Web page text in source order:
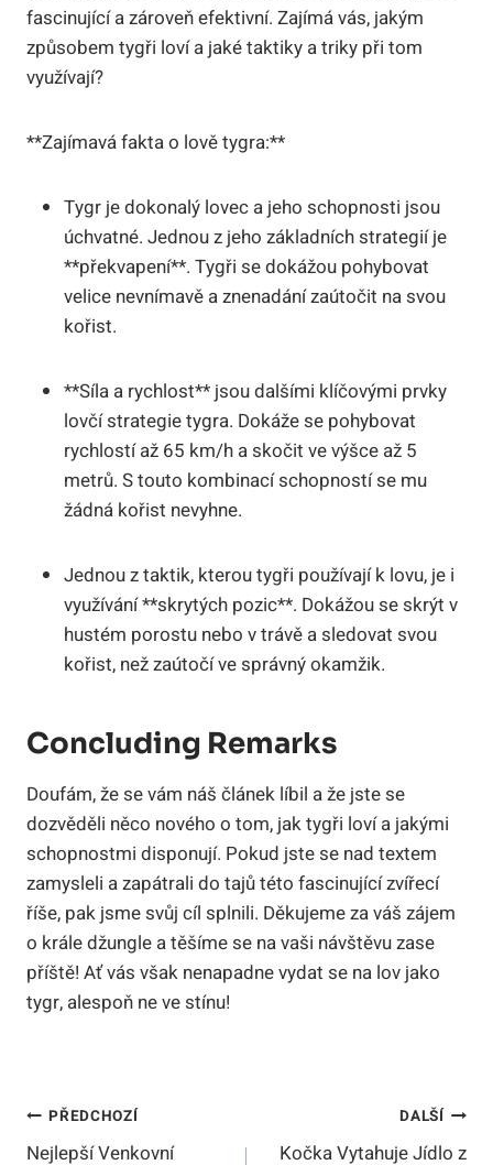
fascinující a zároveň efektivní. Zajímá vás, jakým
způsobem tygři loví a jaké taktiky a triky při tom
využívají?
**Zajímavá fakta o lově tygra:**
Tygr je dokonalý lovec a jeho schopnosti jsou
úchvatné. Jednou z jeho základních strategií je
**překvapení**. Tygři se dokážou pohybovat
velice nevnímavě a znenadání zaútočit na svou
kořist.
**Síla a rychlost** jsou dalšími klíčovými prvky
lovčí strategie tygra. Dokáže se pohybovat
rychlostí až 65 km/h a skočit ve výšce až 5
metrů. S touto kombinací schopností se mu
žádná kořist nevyhne.
Jednou z taktik, kterou tygři používají k lovu, je i
využívání **skrytých pozic**. Dokážou se skrýt v
hustém porostu nebo v trávě a sledovat svou
kořist, než zaútočí ve správný okamžik.
Concluding Remarks
Doufám, že se vám náš článek líbil a že jste se
dozvěděli něco nového o tom, jak tygři loví a jakými
schopnostmi disponují. Pokud jste se nad textem
zamysleli a zapátrali do tajů této fascinující zvířecí
říše, pak jsme svůj cíl splnili. Děkujeme za váš zájem
o krále džungle a těšíme se na vaši návštěvu zase
příště! Ať vás však nenapadne vydat se na lov jako
tygr, alespoň ne ve stínu!
Navigace
PŘEDCHOZÍ
Nejlepší Venkovní
DALŠÍ
Kočka Vytahuje Jídlo z